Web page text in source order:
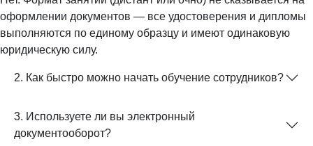
оформлении документов — все удостоверения и дипломы
выполняются по единому образцу и имеют одинаковую
юридическую силу.
2. Как быстро можно начать обучение сотрудников?
3. Используете ли вы электронный
документооборот?